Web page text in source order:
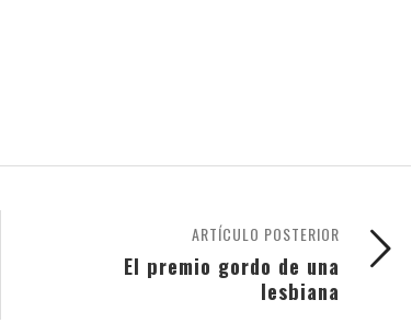
ARTÍCULO POSTERIOR
El premio gordo de una
lesbiana